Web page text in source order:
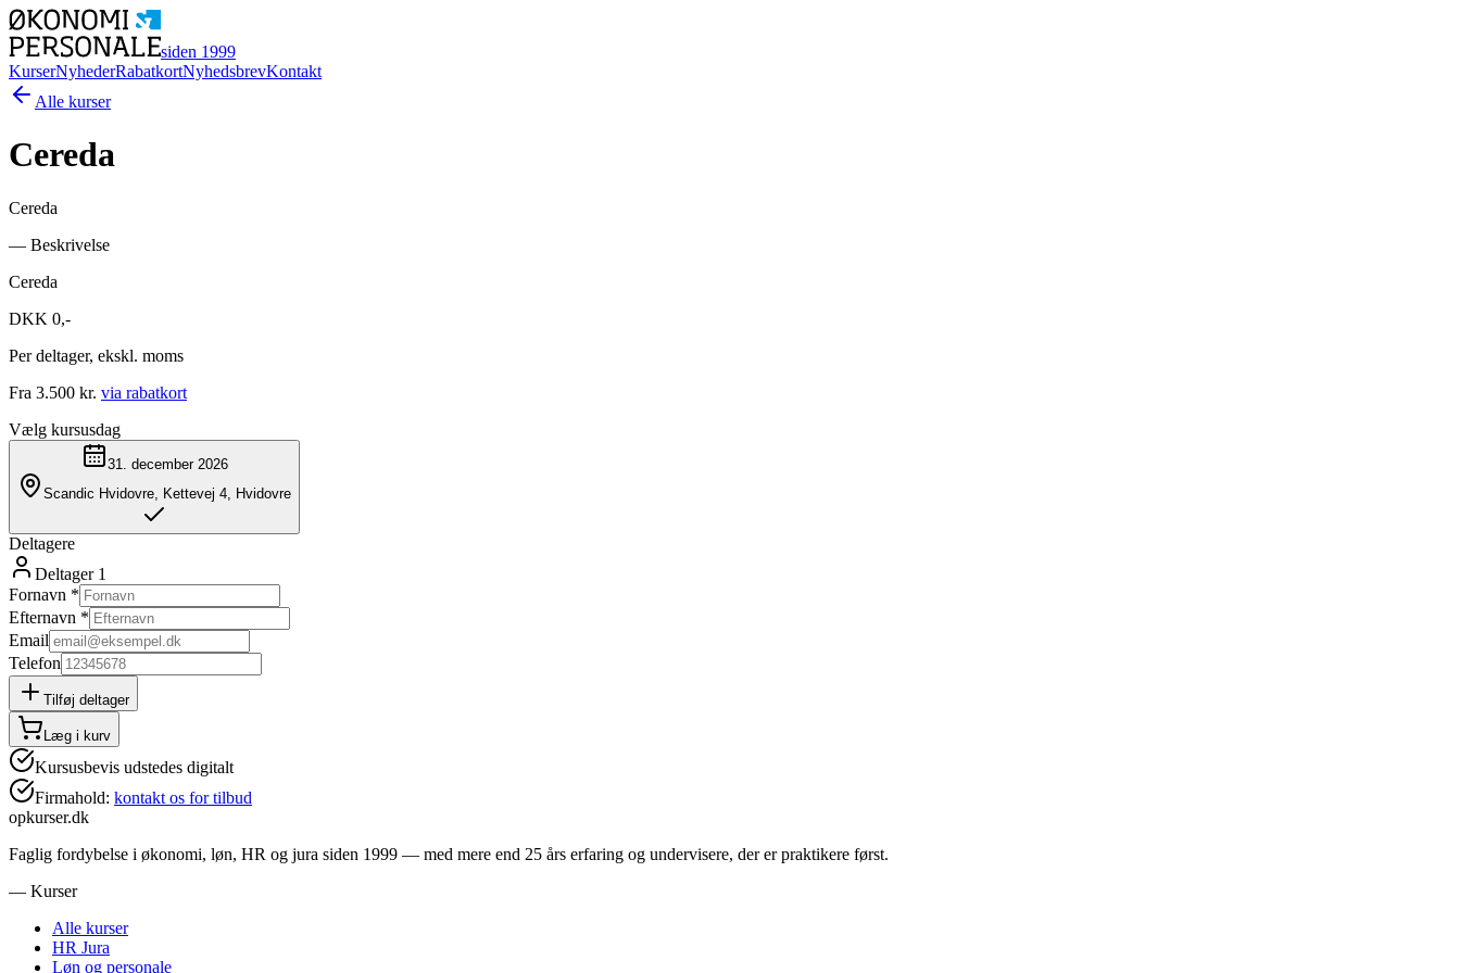
siden 1999
KurserNyhederRabatkortNyhedsbrevKontakt
Alle kurser
Cereda
Cereda
— Beskrivelse
Cereda
DKK 0,-
Per deltager, ekskl. moms
Fra 3.500 kr. via rabatkort
Vælg kursusdag
31. december 2026
Scandic Hvidovre, Kettevej 4, Hvidovre
Deltagere
Deltager 1
Fornavn *
Efternavn *
Email
Telefon
Tilføj deltager
Læg i kurv
Kursusbevis udstedes digitalt
Firmahold: kontakt os for tilbud
opkurser.dk
Faglig fordybelse i økonomi, løn, HR og jura siden 1999 — med mere end 25 års erfaring og undervisere, der er praktikere først.
— Kurser
Alle kurser
HR Jura
Løn og personale